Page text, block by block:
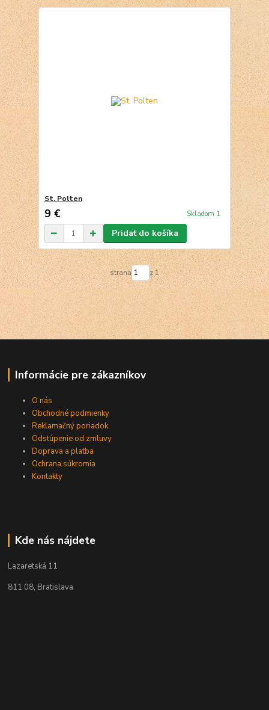
St. Polten
9 € Skladom 1
Pridať do košíka
strana z 1
Informácie pre zákazníkov
O nás
Obchodné podmienky
Reklamačný poriadok
Odstúpenie od zmluvy
Doprava a platba
Ochrana súkromia
Kontakty
Kde nás nájdete
Lazaretská 11
811 08, Bratislava